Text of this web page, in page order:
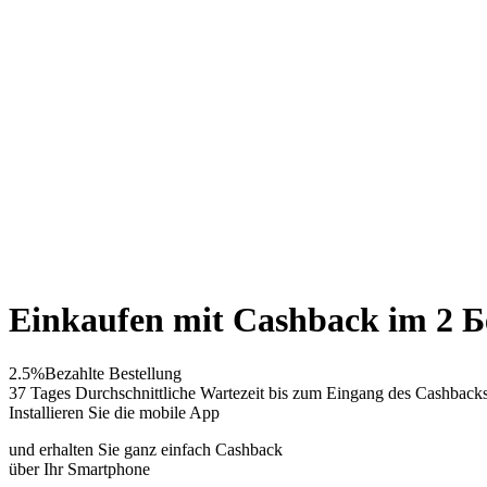
Einkaufen mit Cashback im 2
2.5%Bezahlte Bestellung
37 Tages Durchschnittliche Wartezeit bis zum Eingang des
Installieren Sie die mobile App
und erhalten Sie ganz einfach Cashback
über Ihr Smartphone